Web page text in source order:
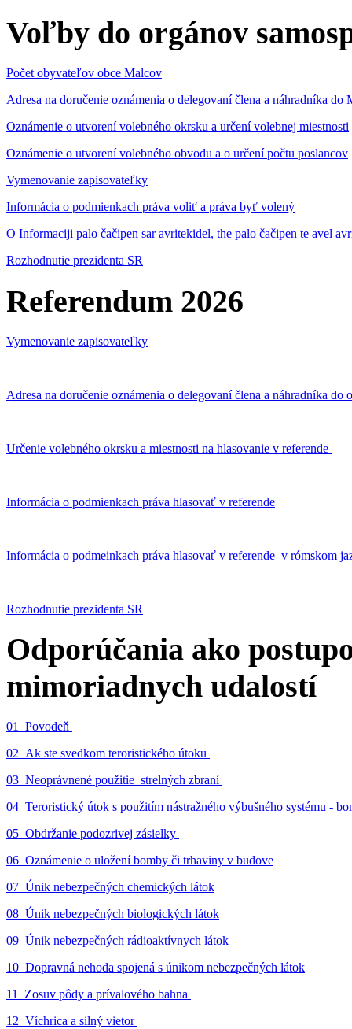
Voľby do orgánov
Počet obyvateľov obce Malcov
Adresa na doručenie oznámenia o delegovaní člena a náhradníka
Oznámenie o utvorení volebného okrsku a určení volebnej miestnosti
Oznámenie o utvorení volebného obvodu a o určení počtu poslancov
Vymenovanie zapisovateľky
Informácia o podmienkach práva voliť a práva byť volený
O Informaciji palo čačipen sar avritekidel, the palo čačipen te avel
Rozhodnutie prezidenta SR
Referendum 2026
Vymenovanie zapisovateľky
Adresa na doručenie oznámenia o delegovaní člena a náhradníka
Určenie volebného okrsku a miestnosti na hlasovanie v referende
Informácia o podmienkach práva hlasovať v referende
Informácia o podmeinkach práva hlasovať v referende v rómskom
Rozhodnutie prezidenta SR
Odporúčania ako
mimoriadnych udalostí
01_Povodeň
02_Ak ste svedkom teroristického útoku
03_Neoprávnené použitie strelných zbraní
04_Teroristický útok s použitím nástražného výbušného systému -
05_Obdržanie podozrivej zásielky
06_Oznámenie o uložení bomby či trhaviny v budove
07_Únik nebezpečných chemických látok
08_Únik nebezpečných biologických látok
09_Únik nebezpečných rádioaktívnych látok
10_Dopravná nehoda spojená s únikom nebezpečných látok
11_Zosuv pôdy a prívalového bahna
12_Víchrica a silný vietor